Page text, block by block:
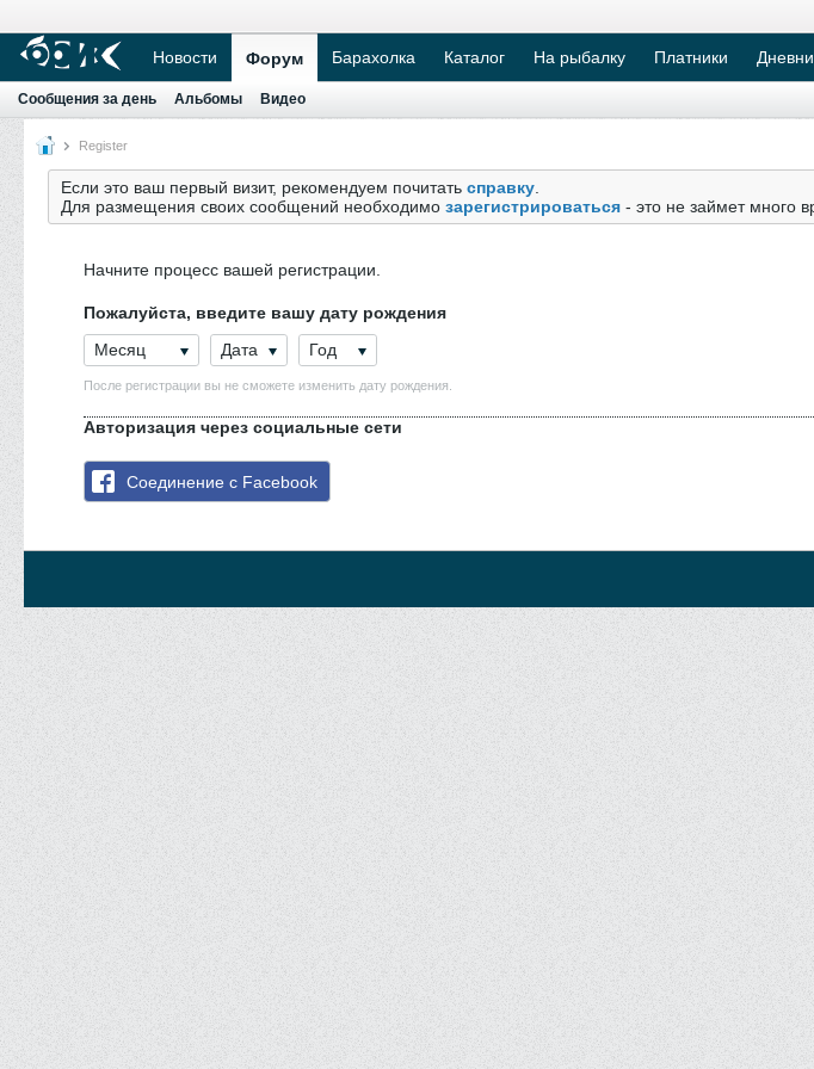
Новости Форум Барахолка Каталог На рыбалку Платники
Сообщения за день Альбомы Видео
Register
Если это ваш первый визит, рекомендуем почитать справку
Для размещения своих сообщений необходимо зарегистрироваться - это не займет много
Начните процесс вашей регистрации.
Пожалуйста, введите вашу дату рождения
Месяц
Дата Год
После регистрации вы не сможете изменить дату рождения.
Авторизация через социальные сети
Соединение с Facebook